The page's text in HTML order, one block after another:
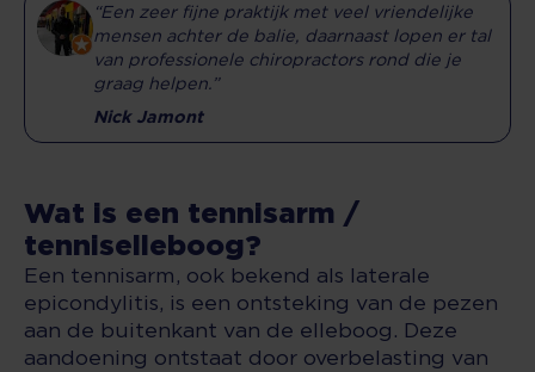
“Een zeer fijne praktijk met veel vriendelijke
mensen achter de balie, daarnaast lopen er tal
van professionele chiropractors rond die je
graag helpen.”
Nick Jamont
Wat is een tennisarm /
tenniselleboog?
Een tennisarm, ook bekend als laterale
epicondylitis, is een ontsteking van de pezen
aan de buitenkant van de elleboog. Deze
aandoening ontstaat door overbelasting van